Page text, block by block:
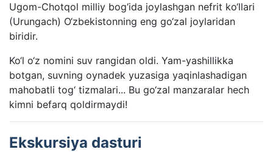
Ugom-Chotqol milliy bog‘ida joylashgan nefrit ko‘llari
(Urungach) O‘zbekistonning eng go‘zal joylaridan
biridir.
Ko‘l o‘z nomini suv rangidan oldi. Yam-yashillikka
botgan, suvning oynadek yuzasiga yaqinlashadigan
mahobatli tog‘ tizmalari... Bu go‘zal manzaralar hech
kimni befarq qoldirmaydi!
Ekskursiya dasturi